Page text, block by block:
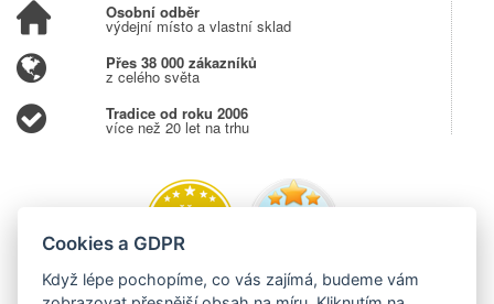
Osobní odběr
výdejní místo a vlastní sklad
Přes 38 000 zákazníků
z celého světa
Tradice od roku 2006
více než 20 let na trhu
Cookies a GDPR
Když lépe pochopíme, co vás zajímá, budeme vám